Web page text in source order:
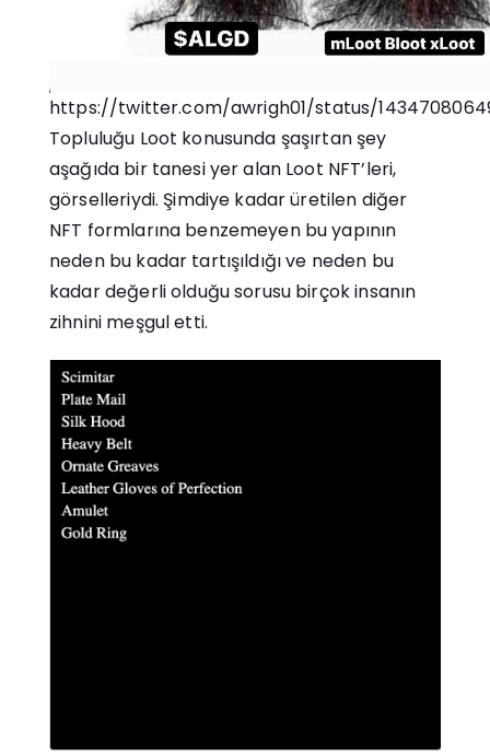
https://twitter.com/awrigh01/status/
Topluluğu Loot konusunda şaşırtan şey
aşağıda bir tanesi yer alan Loot NFT’leri,
görselleriydi. Şimdiye kadar üretilen diğer
NFT formlarına benzemeyen bu yapının
neden bu kadar tartışıldığı ve neden bu
kadar değerli olduğu sorusu birçok insanın
zihnini meşgul etti.